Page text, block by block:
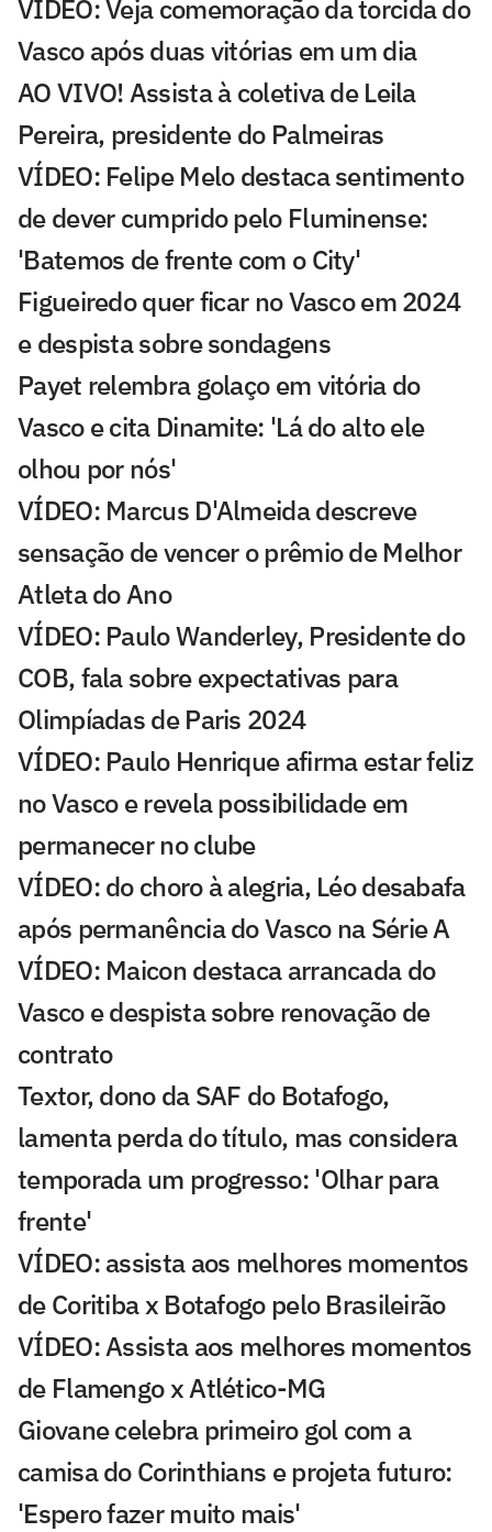
VÍDEO: Veja comemoração da torcida do
Vasco após duas vitórias em um dia
AO VIVO! Assista à coletiva de Leila
Pereira, presidente do Palmeiras
VÍDEO: Felipe Melo destaca sentimento
de dever cumprido pelo Fluminense:
'Batemos de frente com o City'
Figueiredo quer ficar no Vasco em 2024
e despista sobre sondagens
Payet relembra golaço em vitória do
Vasco e cita Dinamite: 'Lá do alto ele
olhou por nós'
VÍDEO: Marcus D'Almeida descreve
sensação de vencer o prêmio de Melhor
Atleta do Ano
VÍDEO: Paulo Wanderley, Presidente do
COB, fala sobre expectativas para
Olimpíadas de Paris 2024
VÍDEO: Paulo Henrique afirma estar feliz
no Vasco e revela possibilidade em
permanecer no clube
VÍDEO: do choro à alegria, Léo desabafa
após permanência do Vasco na Série A
VÍDEO: Maicon destaca arrancada do
Vasco e despista sobre renovação de
contrato
Textor, dono da SAF do Botafogo,
lamenta perda do título, mas considera
temporada um progresso: 'Olhar para
frente'
VÍDEO: assista aos melhores momentos
de Coritiba x Botafogo pelo Brasileirão
VÍDEO: Assista aos melhores momentos
de Flamengo x Atlético-MG
Giovane celebra primeiro gol com a
camisa do Corinthians e projeta futuro:
'Espero fazer muito mais'